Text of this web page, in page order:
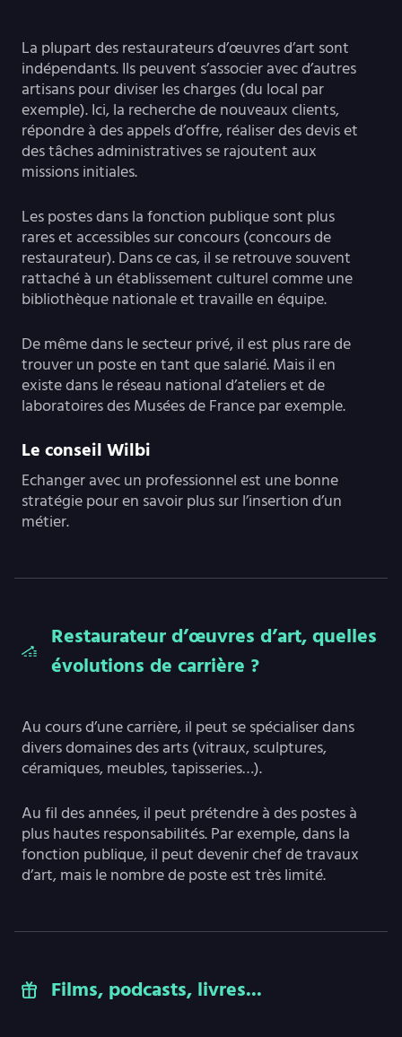
La plupart des restaurateurs d’œuvres d’art sont
indépendants. Ils peuvent s’associer avec d’autres
artisans pour diviser les charges (du local par
exemple). Ici, la recherche de nouveaux clients,
répondre à des appels d’offre, réaliser des devis et
des tâches administratives se rajoutent aux
missions initiales.
Les postes dans la fonction publique sont plus
rares et accessibles sur concours (concours de
restaurateur). Dans ce cas, il se retrouve souvent
rattaché à un établissement culturel comme une
bibliothèque nationale et travaille en équipe.
De même dans le secteur privé, il est plus rare de
trouver un poste en tant que salarié. Mais il en
existe dans le réseau national d’ateliers et de
laboratoires des Musées de France par exemple.
Le conseil Wilbi
Echanger avec un professionnel est une bonne
stratégie pour en savoir plus sur l’insertion d’un
métier.
Restaurateur d’œuvres d’art, quelles
évolutions de carrière ?
Au cours d’une carrière, il peut se spécialiser dans
divers domaines des arts (vitraux, sculptures,
céramiques, meubles, tapisseries…).
Au fil des années, il peut prétendre à des postes à
plus hautes responsabilités. Par exemple, dans la
fonction publique, il peut devenir chef de travaux
d’art, mais le nombre de poste est très limité.
Films, podcasts, livres...